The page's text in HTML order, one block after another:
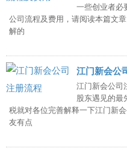
一些创业者必
公司流程及费用，请阅读本篇文
解的
江门新会公
江门新会公司
股东遇见的最
税就对各位完善解释一下江门新
友有点